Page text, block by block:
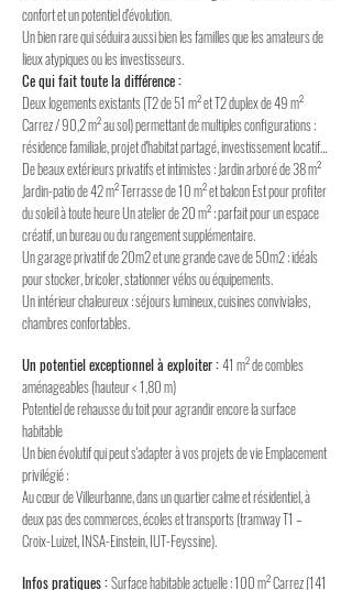
confort et un potentiel d'évolution.
Un bien rare qui séduira aussi bien les familles que les amateurs de
lieux atypiques ou les investisseurs.
Ce qui fait toute la différence :
Deux logements existants (T2 de 51 m² et T2 duplex de 49 m²
Carrez / 90,2 m² au sol) permettant de multiples configurations :
résidence familiale, projet d'habitat partagé, investissement locatif…
De beaux extérieurs privatifs et intimistes : Jardin arboré de 38 m²
Jardin-patio de 42 m² Terrasse de 10 m² et balcon Est pour profiter
du soleil à toute heure Un atelier de 20 m² : parfait pour un espace
créatif, un bureau ou du rangement supplémentaire.
Un garage privatif de 20m2 et une grande cave de 50m2 : idéals
pour stocker, bricoler, stationner vélos ou équipements.
Un intérieur chaleureux : séjours lumineux, cuisines conviviales,
chambres confortables.
Un potentiel exceptionnel à exploiter :41 m² de combles
aménageables (hauteur < 1,80 m)
Potentiel de rehausse du toit pour agrandir encore la surface
habitable
Un bien évolutif qui peut s'adapter à vos projets de vie Emplacement
privilégié :
Au cœur de Villeurbanne, dans un quartier calme et résidentiel, à
deux pas des commerces, écoles et transports (tramway T1 –
Croix-Luizet, INSA-Einstein, IUT-Feyssine).
Infos pratiques :Surface habitable actuelle : 100 m² Carrez (141